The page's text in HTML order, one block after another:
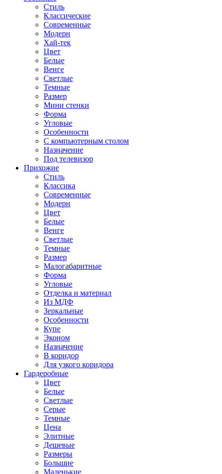
Стиль
Классические
Современные
Модерн
Хай-тек
Цвет
Белые
Венге
Светлые
Темные
Размер
Мини стенки
Форма
Угловые
Особенности
С компьютерным столом
Назначение
Под телевизор
Прихожие
Стиль
Классика
Современные
Модерн
Цвет
Белые
Венге
Светлые
Темные
Размер
Малогабаритные
Форма
Угловые
Отделка и материал
Из МДФ
Зеркальные
Особенности
Купе
Эконом
Назначение
В коридор
Для узкого коридора
Гардеробные
Цвет
Белые
Светлые
Серые
Темные
Цена
Элитные
Дешевые
Размеры
Большие
Маленькие